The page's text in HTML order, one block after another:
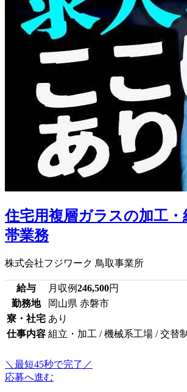
住宅用複層ガラスの加工・
帯業務
株式会社フジワーク 鳥取事業所
給与 月収例246,500円
勤務地
岡山県 赤磐市
寮・社宅 あり
仕事内容 組立・加工 / 機械系工場 / 交替制
＼最短45秒で完了／
応募へ進む